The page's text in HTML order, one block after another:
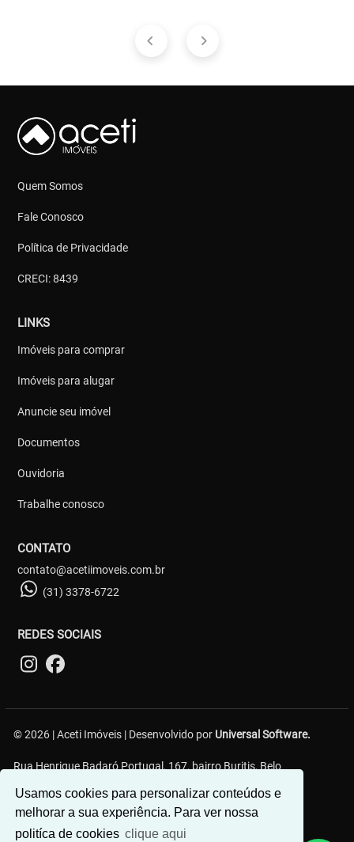
Usamos cookies para personalizar conteúdos e
melhorar a sua experiência. Para ver nossa
politíca de cookies clique aqui
Quem Somos
Fale Conosco
Política de Privacidade
CRECI: 8439
LINKS
Imóveis para comprar
Imóveis para alugar
Anuncie seu imóvel
Documentos
Ouvidoria
Trabalhe conosco
CONTATO
contato@acetiimoveis.com.br
(31) 3378-6722
REDES SOCIAIS
© 2026 | Aceti Imóveis | Desenvolvido por Universal Software.
Rua Henrique Badaró Portugal, 167, bairro Buritis, Belo